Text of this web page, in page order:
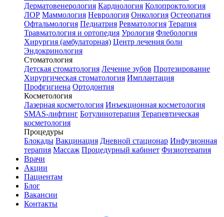
Дерматовенерология Кардиология Колопроктология
ЛОР Маммология Неврология Онкология Остеопатия
Офтальмология Педиатрия Ревматология Терапия
Травматология и ортопедия Урология Флебология
Хирургия (амбулаторная) Центр лечения боли
Эндокринология
Стоматология
Детская стоматология Лечение зубов Протезирование
Хирургическая стоматология Имплантация
Профгигиена Ортодонтия
Косметология
Лазерная косметология Инъекционная косметология
SMAS-лифтинг Ботулинотерапия Терапевтическая
косметология
Процедуры
Блокады Вакцинация Дневной стационар Инфузионная
терапия Массаж Процедурный кабинет Физиотерапия
Врачи
Акции
Пациентам
Блог
Вакансии
Контакты